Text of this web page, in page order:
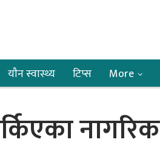
याैन स्वास्थ्य टिप्स More
नागरिक